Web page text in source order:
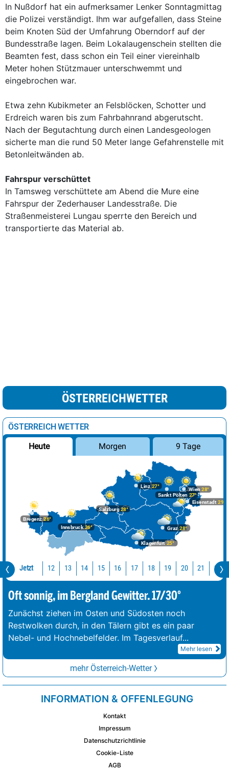
In Nußdorf hat ein aufmerksamer Lenker Sonntagmittag
die Polizei verständigt. Ihm war aufgefallen, dass Steine
beim Knoten Süd der Umfahrung Oberndorf auf der
Bundesstraße lagen. Beim Lokalaugenschein stellten die
Beamten fest, dass schon ein Teil einer viereinhalb
Meter hohen Stützmauer unterschwemmt und
eingebrochen war.
Etwa zehn Kubikmeter an Felsblöcken, Schotter und
Erdreich waren bis zum Fahrbahnrand abgerutscht.
Nach der Begutachtung durch einen Landesgeologen
sicherte man die rund 50 Meter lange Gefahrenstelle mit
Betonleitwänden ab.
Fahrspur verschüttet
In Tamsweg verschüttete am Abend die Mure eine
Fahrspur der Zederhauser Landesstraße. Die
Straßenmeisterei Lungau sperrte den Bereich und
transportierte das Material ab.
ÖSTERREICHWETTER
ÖSTERREICH WETTER
Heute Morgen 9 Tage
Bregenz26°
Graz28°
Innsbruck26°
Klagenfurt 25°
Linz27°
Salzburg28°
Wien 28°
Eisenstadt 29°
Sankt Pölten 27°
Jetzt 12 13 14 15 16 17 18 19 20 21 22
Oft sonnig, im Bergland Gewitter. 17/30°
Zunächst ziehen im Osten und Südosten noch
Restwolken durch, in den Tälern gibt es ein paar
Nebel- und Hochnebelfelder. Im Tagesverlauf...
Mehr lesen
mehr Österreich-Wetter
INFORMATION & OFFENLEGUNG
Kontakt
Impressum
Datenschutzrichtlinie
Cookie-Liste
AGB